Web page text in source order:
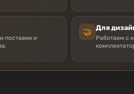
поставки и
🤝 Для
Работаем с